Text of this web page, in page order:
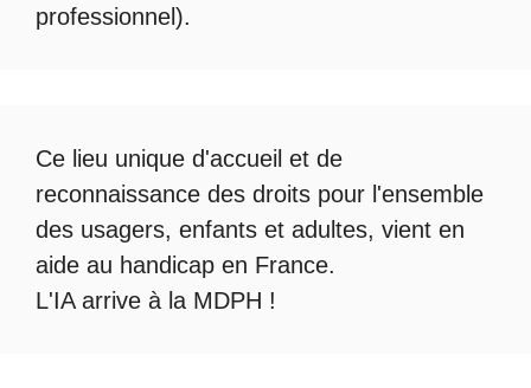
professionnel).
Ce lieu unique d'accueil et de
reconnaissance des droits pour l'ensemble
des usagers, enfants et adultes, vient en
aide au handicap en France.
L'IA arrive à la MDPH !